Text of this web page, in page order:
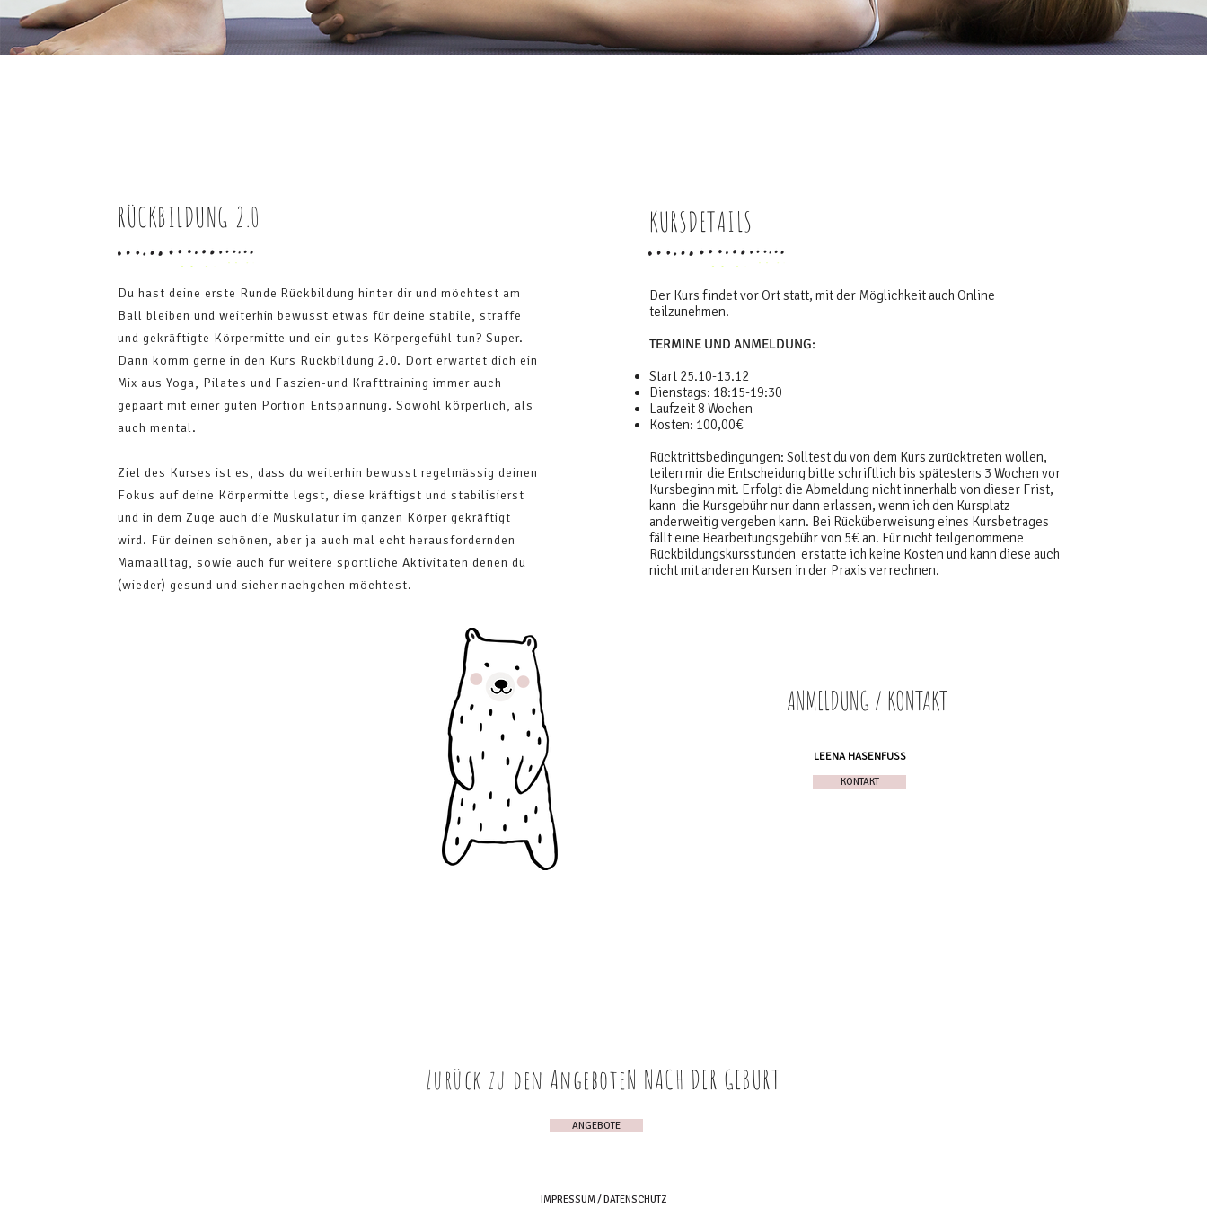
RÜCKBILDUNG 2.0
Du hast deine erste Runde Rückbildung hinter dir und möchtest am
Ball bleiben und weiterhin bewusst etwas für deine stabile, straffe
und gekräftigte Körpermitte und ein gutes Körpergefühl tun? Super.
Dann komm gerne in den Kurs Rückbildung 2.0. Dort erwartet dich ein
Mix aus Yoga, Pilates und Faszien-und Krafttraining immer auch
gepaart mit einer guten Portion Entspannung. Sowohl körperlich, als
auch mental.
Ziel des Kurses ist es, dass du weiterhin bewusst regelmässig deinen
Fokus auf deine Körpermitte legst, diese kräftigst und stabilisierst
und in dem Zuge auch die Muskulatur im ganzen Körper gekräftigt
wird. Für deinen schönen, aber ja auch mal echt herausfordernden
Mamaalltag, sowie auch für weitere sportliche Aktivitäten denen du
(wieder) gesund und sicher nachgehen möchtest.
KURSDETAILS
Der Kurs findet vor Ort statt, mit der Möglichkeit auch Online
teilzunehmen.
TERMINE UND ANMELDUNG:
Start 25.10-13.12
Dienstags: 18:15-19:30
Laufzeit 8 Wochen
Kosten: 100,00€
Rücktrittsbedingungen: Solltest du von dem Kurs zurücktreten wollen,
teilen mir die Entscheidung bitte schriftlich bis spätestens 3 Wochen vor
Kursbeginn mit. Erfolgt die Abmeldung nicht innerhalb von dieser Frist,
kann die Kursgebühr nur dann erlassen, wenn ich den Kursplatz
anderweitig vergeben kann. Bei Rücküberweisung eines Kursbetrages
fällt eine Bearbeitungsgebühr von 5€ an. Für nicht teilgenommene
Rückbildungskursstunden erstatte ich keine Kosten und kann diese auch
nicht mit anderen Kursen in der Praxis verrechnen.
LEENA HASENFUSS
KONTAKT
ANMELDUNG / KONTAKT
Zurück zu den AngeboteN NACH DER GEBURT
ANGEBOTE
IMPRESSUM / DATENSCHUTZ